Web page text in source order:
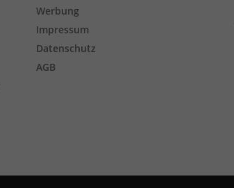
Werbung
Impressum
Datenschutz
AGB